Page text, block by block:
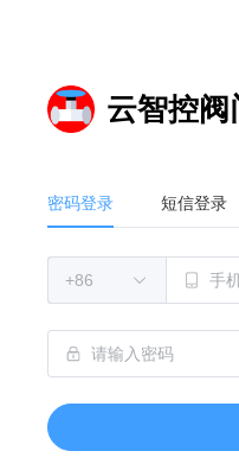
云智控阀
密码登录 短信登录